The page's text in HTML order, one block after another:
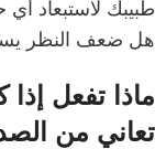
طبيبك لاستبعاد
هل ضعف النظر
ماذا تفعل
تعاني من